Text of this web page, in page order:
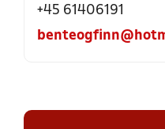
+45 61406191